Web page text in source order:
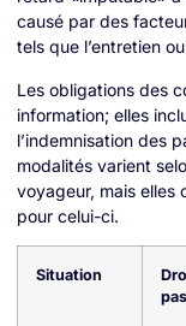
causé par des
tels que l’entretien
Les obligations des
information; elles
l’indemnisation des
modalités varient
voyageur, mais elles
pour celui-ci.
Situation